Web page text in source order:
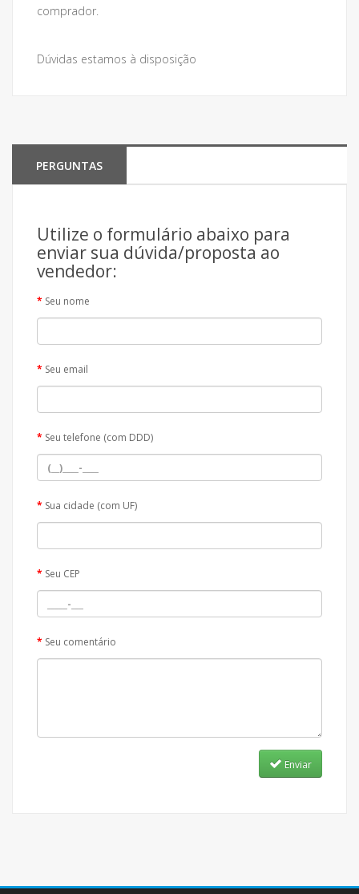
comprador.
Dúvidas estamos à disposição
PERGUNTAS
Utilize o formulário abaixo para
enviar sua dúvida/proposta ao
vendedor:
Seu nome
Seu email
Seu telefone (com DDD)
Sua cidade (com UF)
Seu CEP
Seu comentário
Enviar